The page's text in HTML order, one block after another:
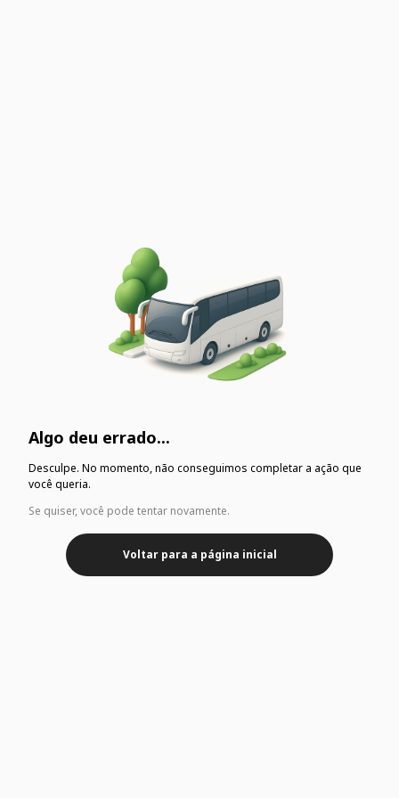
Algo deu errado...
Desculpe. No momento, não conseguimos completar a ação que
você queria.
Se quiser, você pode tentar novamente.
Voltar para a página inicial